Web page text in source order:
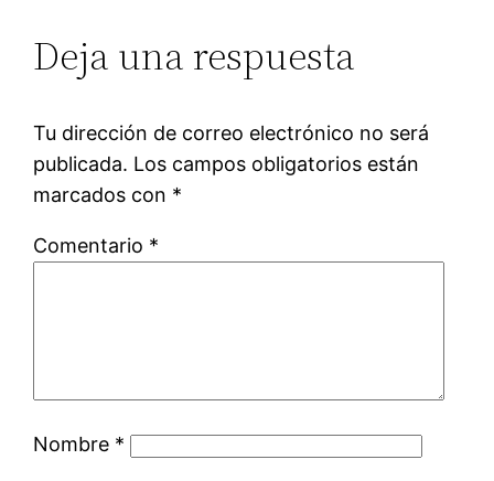
Deja una respuesta
Tu dirección de correo electrónico no será
publicada. Los campos obligatorios están
marcados con *
Comentario *
Nombre *